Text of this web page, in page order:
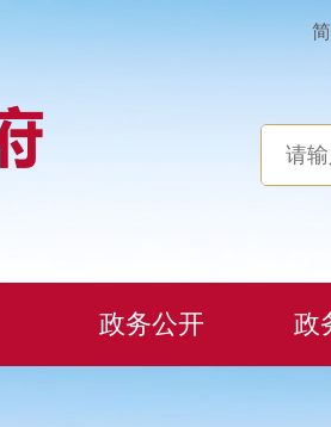
政务公开 政